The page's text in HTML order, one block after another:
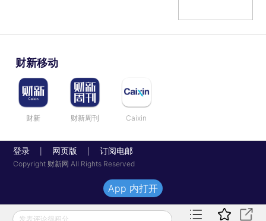
财新移动
财新 财新周刊 Caixin
登录 网页版 订阅电邮
Copyright 财新网 All Rights Reserved
发表评论得积分
App 内打开